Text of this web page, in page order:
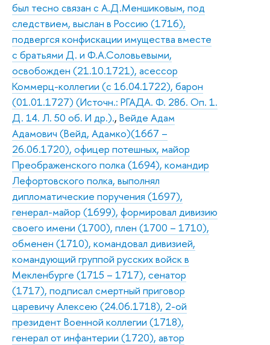
был тесно связан с А.Д.Меншиковым, под
следствием, выслан в Россию (1716),
подвергся конфискации имущества вместе
с братьями Д. и Ф.А.Соловьевыми,
освобожден (21.10.1721), асессор
Коммерц-коллегии (с 16.04.1722), барон
(01.01.1727) (Источн.: РГАДА. Ф. 286. Оп. 1.
Д. 14. Л. 50 об. И др.)., Вейде Адам
Адамович (Вейд, Адамко)(1667 –
26.06.1720), офицер потешных, майор
Преображенского полка (1694), командир
Лефортовского полка, выполнял
дипломатические поручения (1697),
генерал-майор (1699), формировал дивизию
своего имени (1700), плен (1700 – 1710),
обменен (1710), командовал дивизией,
командующий группой русских войск в
Мекленбурге (1715 – 1717), сенатор
(1717), подписал смертный приговор
царевичу Алексею (24.06.1718), 2-ой
президент Военной коллегии (1718),
генерал от инфантерии (1720), автор